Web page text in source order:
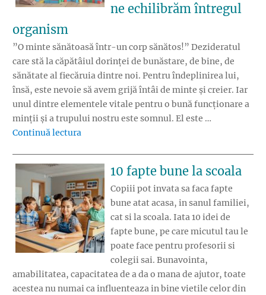
ne echilibrăm întregul
organism
”O minte sănătoasă într-un corp sănătos!” Dezideratul
care stă la căpătâiul dorinței de bunăstare, de bine, de
sănătate al fiecăruia dintre noi. Pentru îndeplinirea lui,
însă, este nevoie să avem grijă întâi de minte și creier. Iar
unul dintre elementele vitale pentru o bună funcționare a
minții și a trupului nostru este somnul. El este …
Continuă lectura
10 fapte bune la scoala
Copiii pot invata sa faca fapte
bune atat acasa, in sanul familiei,
cat si la scoala. Iata 10 idei de
fapte bune, pe care micutul tau le
poate face pentru profesorii si
colegii sai. Bunavointa,
amabilitatea, capacitatea de a da o mana de ajutor, toate
acestea nu numai ca influenteaza in bine vietile celor din